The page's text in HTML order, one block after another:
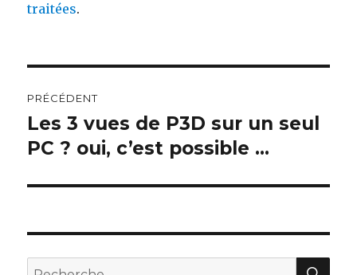
traitées.
PRÉCÉDENT
Les 3 vues de P3D sur un seul
PC ? oui, c’est possible …